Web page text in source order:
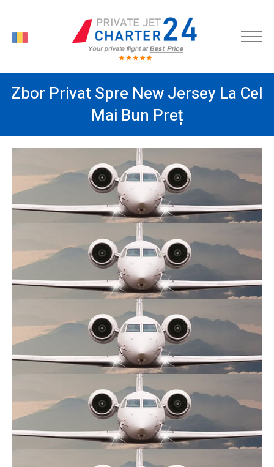
Zbor Privat Spre New Jersey La Cel
Mai Bun Preț